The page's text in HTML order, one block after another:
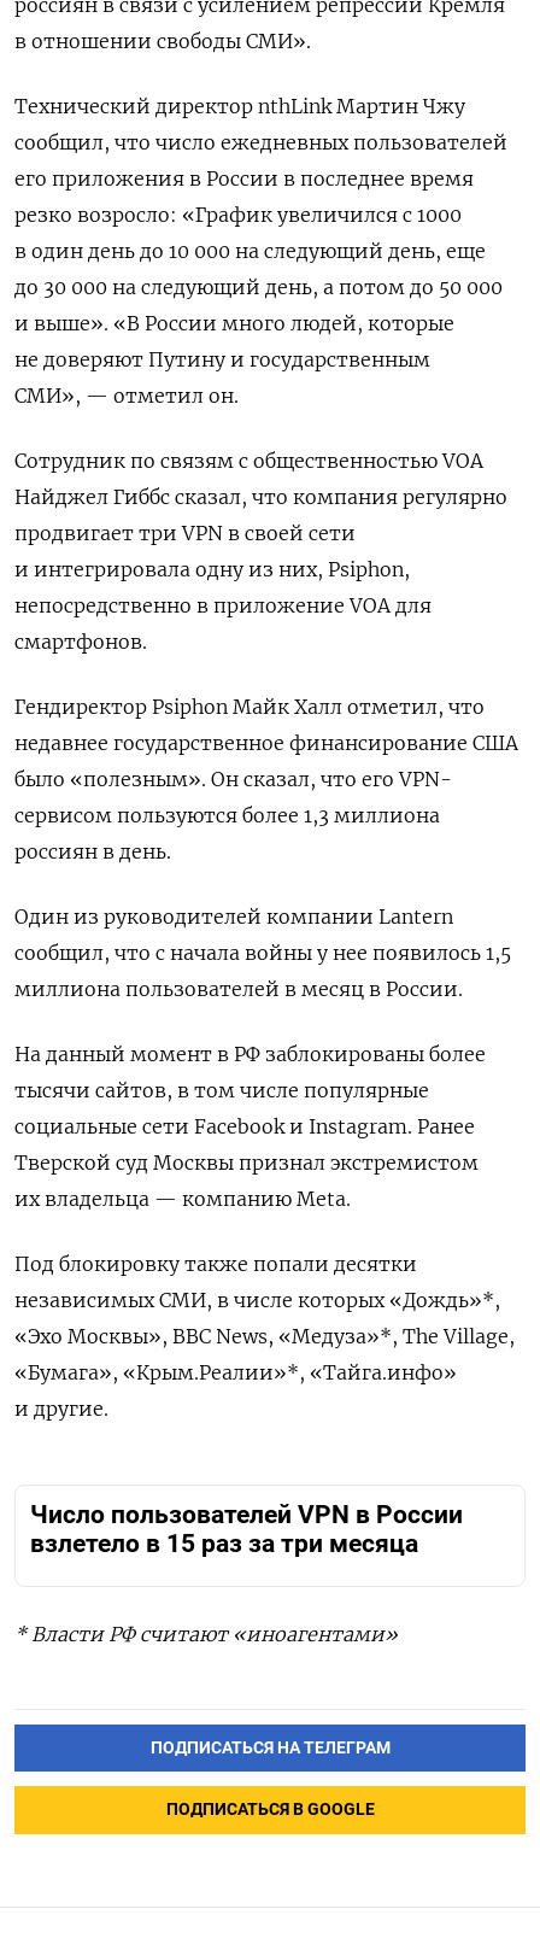
россиян в связи с усилением репрессий Кремля
в отношении свободы СМИ».
Технический директор nthLink Мартин Чжу
сообщил, что число ежедневных пользователей
его приложения в России в последнее время
резко возросло: «График увеличился с 1000
в один день до 10 000 на следующий день, еще
до 30 000 на следующий день, а потом до 50 000
и выше». «В России много людей, которые
не доверяют Путину и государственным
СМИ», — отметил он.
Сотрудник по связям с общественностью VOA
Найджел Гиббс сказал, что компания регулярно
продвигает три VPN в своей сети
и интегрировала одну из них, Psiphon,
непосредственно в приложение VOA для
смартфонов.
Гендиректор Psiphon Майк Халл отметил, что
недавнее государственное финансирование США
было «полезным». Он сказал, что его VPN-
сервисом пользуются более 1,3 миллиона
россиян в день.
Один из руководителей компании Lantern
сообщил, что с начала войны у нее появилось 1,5
миллиона пользователей в месяц в России.
На данный момент в РФ заблокированы более
тысячи сайтов, в том числе популярные
социальные сети Facebook и Instagram. Ранее
Тверской суд Москвы признал экстремистом
их владельца — компанию Meta.
Под блокировку также попали десятки
независимых СМИ, в числе которых «Дождь»*,
«Эхо Москвы», BBC News, «Медуза»*, The Village,
«Бумага», «Крым.Реалии»*, «Тайга.инфо»
и другие.
Число пользователей VPN в России
взлетело в 15 раз за три месяца
* Власти РФ считают «иноагентами»
ПОДПИСАТЬСЯ НА ТЕЛЕГРАМ
ПОДПИСАТЬСЯ В GOOGLE